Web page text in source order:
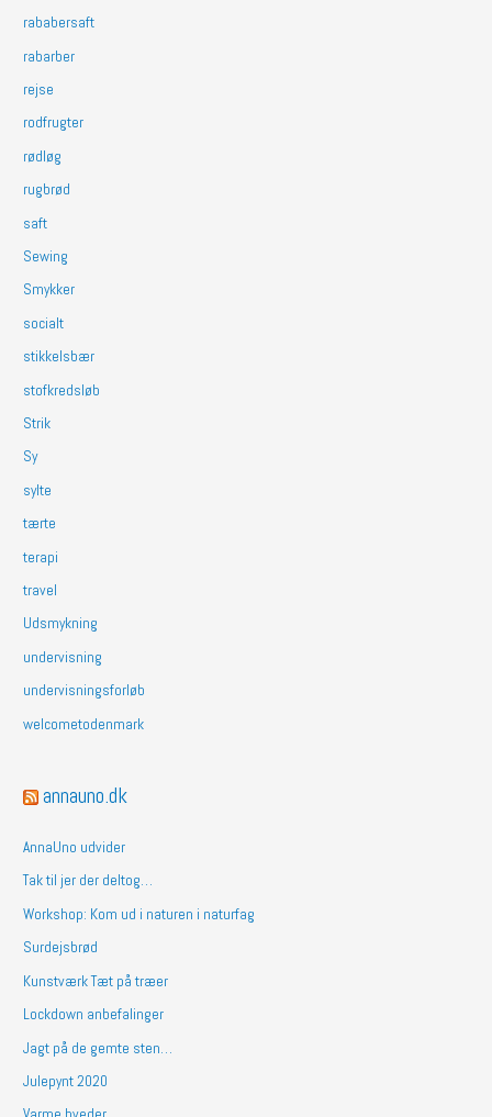
rababersaft
rabarber
rejse
rodfrugter
rødløg
rugbrød
saft
Sewing
Smykker
socialt
stikkelsbær
stofkredsløb
Strik
Sy
sylte
tærte
terapi
travel
Udsmykning
undervisning
undervisningsforløb
welcometodenmark
annauno.dk
AnnaUno udvider
Tak til jer der deltog…
Workshop: Kom ud i naturen i naturfag
Surdejsbrød
Kunstværk Tæt på træer
Lockdown anbefalinger
Jagt på de gemte sten…
Julepynt 2020